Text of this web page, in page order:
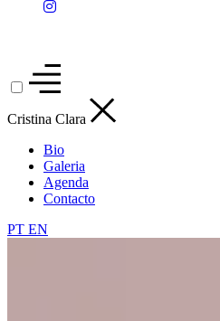
Cristina Clara
Bio
Galeria
Agenda
Contacto
PT EN